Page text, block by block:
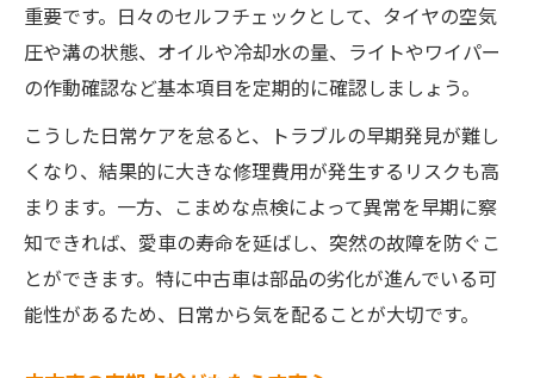
重要です。日々のセルフチェックとして、タイヤの空気
圧や溝の状態、オイルや冷却水の量、ライトやワイパー
の作動確認など基本項目を定期的に確認しましょう。
こうした日常ケアを怠ると、トラブルの早期発見が難し
くなり、結果的に大きな修理費用が発生するリスクも高
まります。一方、こまめな点検によって異常を早期に察
知できれば、愛車の寿命を延ばし、突然の故障を防ぐこ
とができます。特に中古車は部品の劣化が進んでいる可
能性があるため、日常から気を配ることが大切です。